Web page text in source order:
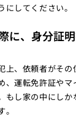
してください。
に、身分証
上、依頼者がそ
、運転免許証や
もし家の中にし